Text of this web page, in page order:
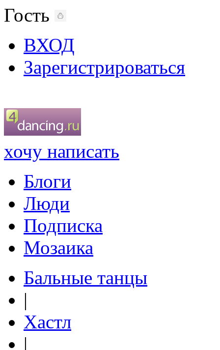
Гость
ВХОД
Зарегистрироваться
хочу написать
Блоги
Люди
Подписка
Мозаика
Бальные танцы
|
Хастл
|